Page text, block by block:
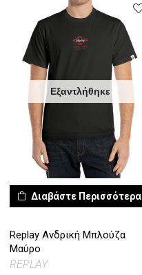
Εξαντλήθηκε
Διαβάστε Περισσότερα
Replay Ανδρική Μπλούζα
Μαύρο
REPLAY